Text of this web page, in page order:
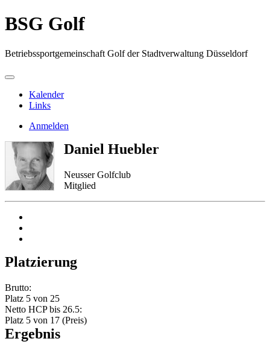
BSG Golf
Betriebssportgemeinschaft Golf der Stadtverwaltung Düsseldorf
Kalender
Links
Anmelden
Daniel Huebler
Neusser Golfclub
Mitglied
Platzierung
Brutto:
Platz 5 von 25
Netto HCP bis 26.5:
Platz 5 von 17 (Preis)
Ergebnis